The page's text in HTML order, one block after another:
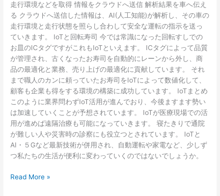
走行環境などを取得 情報をクラウドへ送信 解析結果を車へ伝え
る クラウドへ送信した情報は、AI(人工知能)が解析し、その車の
走行環境と走行状態を照らし合わして安全な運転の指示を送っ
ていきます。 IoTと回転寿司 今では常識になった回転すしでの
お皿のICタグですがこれもIoTといえます。 ICタグによって品質
が管理され、古くなったお寿司を自動的にレーンから外し、商
品の最適化と業務、売り上げの最適化に貢献しています。 それ
まで職人のカンに頼っていたお寿司をIoTによって数値化して、
顧客も企業も得をする環境の構築に成功しています。 IoTまとめ
このように業界問わずIoT活用が進んでおり、今後ますます勢い
は加速していくことが予想されています。 IoTが医療現場での活
用が進めば遠隔治療も可能になっていきます。 寝たきりで通院
が難しい人や災害時の診察にも役立つとされています。 IoTと
AI・５Gなど最新技術が併用され、自動運転や家電など、少しず
つ私たちの生活が便利に変わっていくのではないでしょうか。
Read More »